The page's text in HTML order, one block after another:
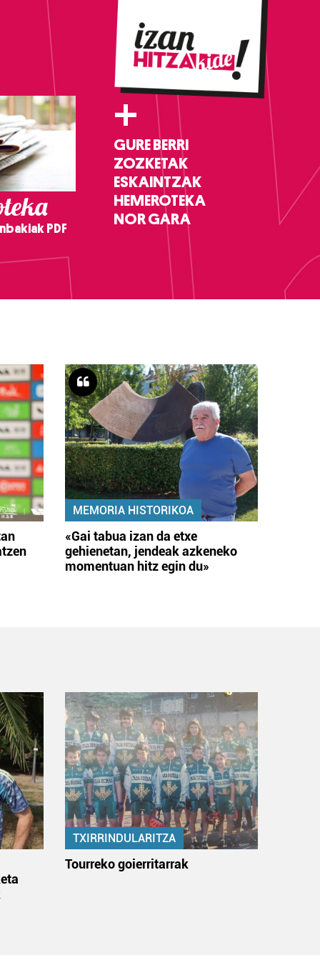
PDF
+
GURE BERRI
ZOZKETAK
ESKAINTZAK
HEMEROTEKA
NOR GARA
MEMORIA HISTORIKOA
«Gai tabua izan da etxe
gehienetan, jendeak azkeneko
momentuan hitz egin du»
TXIRRINDULARITZA
Tourreko goierritarrak